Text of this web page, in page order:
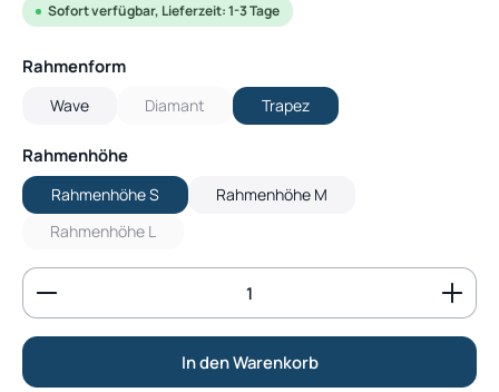
Sofort verfügbar, Lieferzeit: 1-3 Tage
Rahmenformauswählen
Wave Diamant
(Diese Option ist zurzeit nicht verfügbar.)
Trapez
Rahmenhöheauswählen
Rahmenhöhe S
Rahmenhöhe M
Rahmenhöhe L
Produkt Anzahl: Gib den gewünschten Wert ein
In den Warenkorb